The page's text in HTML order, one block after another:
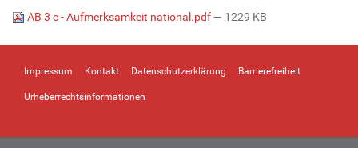
AB 3 c - Aufmerksamkeit national.pdf— 1229 KB
Impressum Kontakt Datenschutzerklärung Barrierefreiheit
Urheberrechtsinformationen